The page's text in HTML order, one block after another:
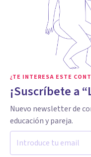
¿TE INTERESA ESTE
¡Suscríbete a
Nuevo newsletter de
educación y pareja.